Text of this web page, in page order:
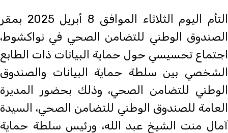
التأم اليوم الثلاثاء الموافق 8 أبريل 2025 بمقر
الصندوق الوطني للتضامن الصحي في نواكشوط،
اجتماع تحسيسي حول حماية البيانات ذات الطابع
الشخصي بين سلطة حماية البيانات والصندوق
الوطني للتضامن الصحي، وذلك بحضور المديرة
العامة للصندوق الوطني للتضامن الصحي، السيدة
آمال منت الشيخ عبد الله، ورئيس سلطة حماية